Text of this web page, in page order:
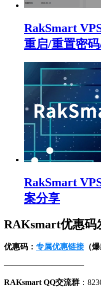
RakSmart
重启/重置密码
RakSmart
案分享
RAKsmart优惠码
优惠码： 专属优惠链接（爆
——————————
RAKsmart QQ交流群 ：